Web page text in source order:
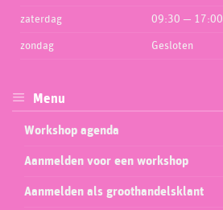
zaterdag 09:30 — 17:00
zondag Gesloten
Menu
Workshop agenda
Aanmelden voor een workshop
Aanmelden als groothandelsklant